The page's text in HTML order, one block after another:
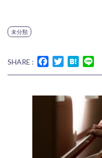
未分類
SHARE : FacebookTwitterHatena